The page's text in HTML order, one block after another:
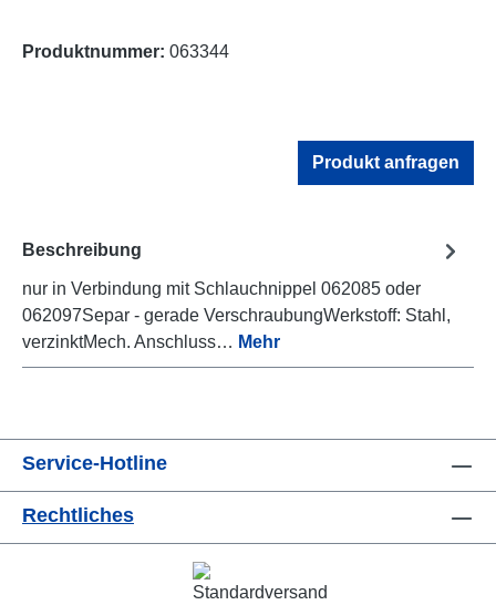
Produktnummer: 063344
Produkt anfragen
Beschreibung
nur in Verbindung mit Schlauchnippel 062085 oder
062097Separ - gerade VerschraubungWerkstoff: Stahl,
verzinktMech. Anschluss… Mehr
Service-Hotline
Rechtliches